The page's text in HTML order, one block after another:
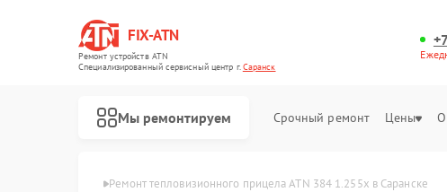
FIX-ATN
Ремонт устройств ATN
Специализированный cервисный центр г.Саранск
Мы ремонтируем Срочный ремонт Цены О
ATN в Саранске Ремонт тепловизионного прицела ATN 384 1.255x в Саранске